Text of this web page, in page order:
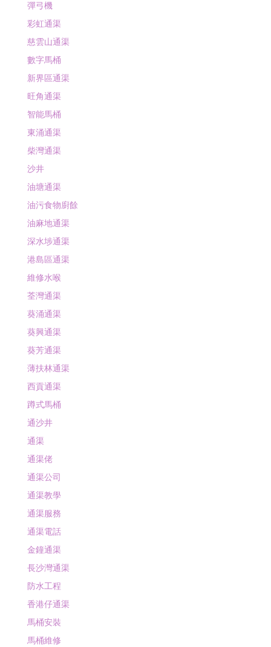
彈弓機
彩虹通渠
慈雲山通渠
數字馬桶
新界區通渠
旺角通渠
智能馬桶
東涌通渠
柴灣通渠
沙井
油塘通渠
油污食物廚餘
油麻地通渠
深水埗通渠
港島區通渠
維修水喉
荃灣通渠
葵涌通渠
葵興通渠
葵芳通渠
薄扶林通渠
西貢通渠
蹲式馬桶
通沙井
通渠
通渠佬
通渠公司
通渠教學
通渠服務
通渠電話
金鐘通渠
長沙灣通渠
防水工程
香港仔通渠
馬桶安裝
馬桶維修